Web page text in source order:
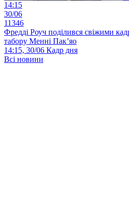
14:15
30/06
11346
Фредді Роуч поділився свіжими
табору Менні Пак’яо
14:15, 30/06 Кадр дня
Всі новини